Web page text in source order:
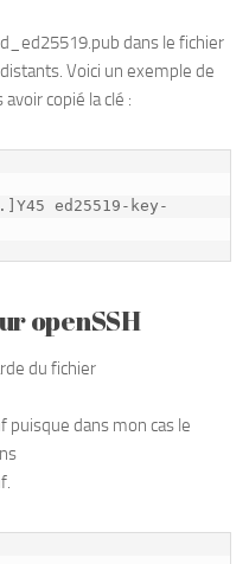
dans le fichier
Voici un exemple de
copié la clé :
ed25519-key-
openSSH
du fichier
dans mon cas le